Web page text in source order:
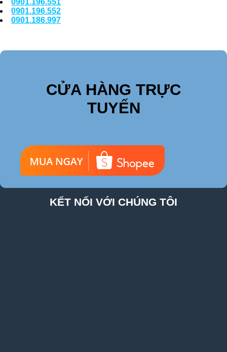
0901.196.551
0901.196.552
0901.186.997
CỬA HÀNG TRỰC
TUYẾN
KẾT NỐI VỚI CHÚNG TÔI